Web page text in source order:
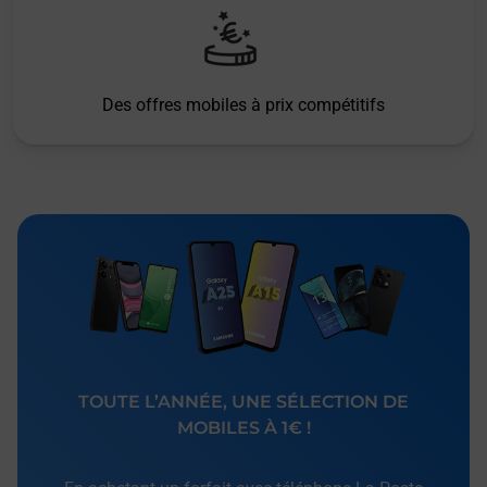
Des offres mobiles à prix compétitifs
TOUTE L’ANNÉE, UNE SÉLECTION DE
MOBILES À 1€ !